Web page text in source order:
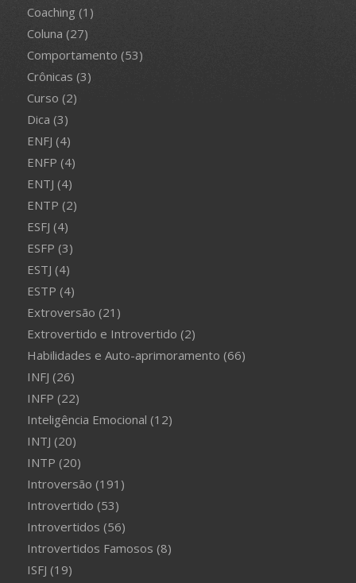
Coaching (1)
Coluna (27)
Comportamento (53)
Crônicas (3)
Curso (2)
Dica (3)
ENFJ (4)
ENFP (4)
ENTJ (4)
ENTP (2)
ESFJ (4)
ESFP (3)
ESTJ (4)
ESTP (4)
Extroversão (21)
Extrovertido e Introvertido (2)
Habilidades e Auto-aprimoramento (66)
INFJ (26)
INFP (22)
Inteligência Emocional (12)
INTJ (20)
INTP (20)
Introversão (191)
Introvertido (53)
Introvertidos (56)
Introvertidos Famosos (8)
ISFJ (19)